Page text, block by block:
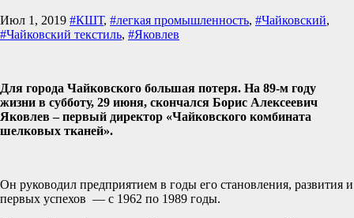
Июл 1, 2019 #КШТ, #легкая промышленность, #Чайковский,
#Чайковский текстиль, #Яковлев
Для города Чайковского большая потеря. На 89-м году
жизни в субботу, 29 июня, скончался Борис Алексеевич
Яковлев – первый директор «Чайковского комбината
шелковых тканей».
Он руководил предприятием в годы его становления, развития и
первых успехов — с 1962 по 1989 годы.